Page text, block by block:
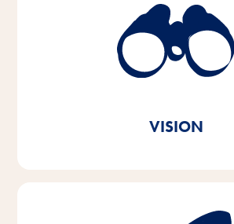
VISION
l'animal et nous voulons améliorer
cohabitation. Dans chaque foyer
partout dans le monde.
Vitakraft. Par amour.